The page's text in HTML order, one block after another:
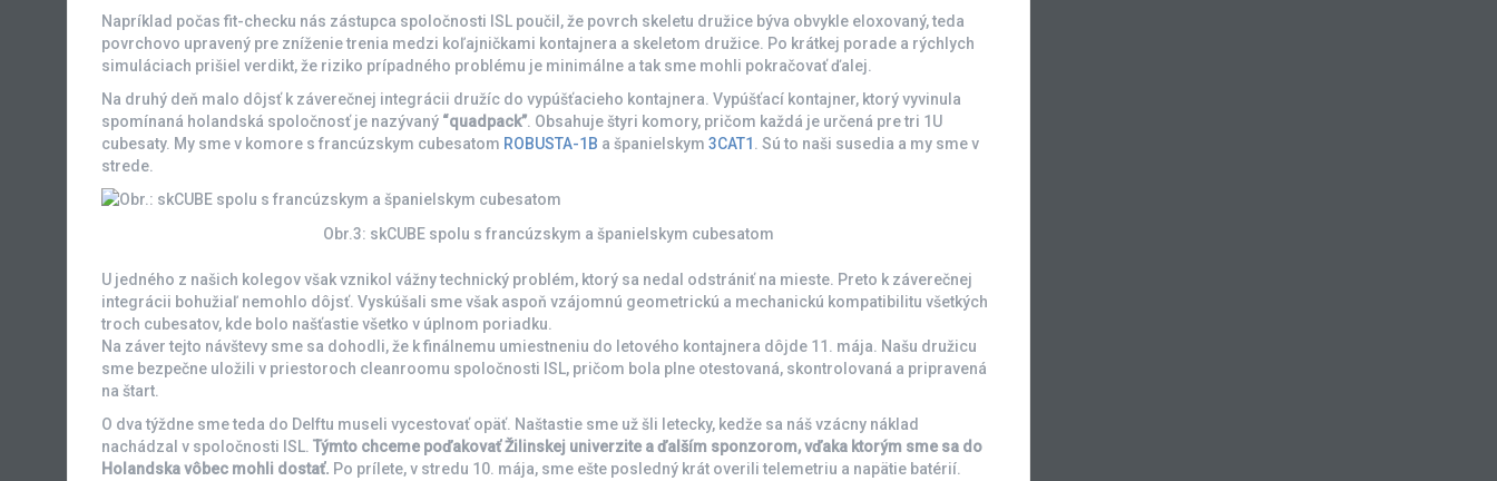
Napríklad počas fit-checku nás zástupca spoločnosti ISL poučil, že povrch skeletu družice býva obvykle eloxovaný, teda
povrchovo upravený pre zníženie trenia medzi koľajničkami kontajnera a skeletom družice. Po krátkej porade a rýchlych
simuláciach prišiel verdikt, že riziko prípadného problému je minimálne a tak sme mohli pokračovať ďalej.
Na druhý deň malo dôjsť k záverečnej integrácii družíc do vypúšťacieho kontajnera. Vypúšťací kontajner, ktorý vyvinula
spomínaná holandská spoločnosť je nazývaný “quadpack”. Obsahuje štyri komory, pričom každá je určená pre tri 1U
cubesaty. My sme v komore s francúzskym cubesatom ROBUSTA-1B a španielskym 3CAT1 . Sú to naši susedia a my sme v
strede.
Obr.3: skCUBE spolu s francúzskym a španielskym cubesatom
U jedného z našich kolegov však vznikol vážny technický problém, ktorý sa nedal odstrániť na mieste. Preto k záverečnej
integrácii bohužiaľ nemohlo dôjsť. Vyskúšali sme však aspoň vzájomnú geometrickú a mechanickú kompatibilitu všetkých
troch cubesatov, kde bolo našťastie všetko v úplnom poriadku.
Na záver tejto návštevy sme sa dohodli, že k finálnemu umiestneniu do letového kontajnera dôjde 11. mája. Našu družicu
sme bezpečne uložili v priestoroch cleanroomu spoločnosti ISL, pričom bola plne otestovaná, skontrolovaná a pripravená
na štart.
O dva týždne sme teda do Delftu museli vycestovať opäť. Naštastie sme už šli letecky, kedže sa náš vzácny náklad
nachádzal v spoločnosti ISL. Týmto chceme poďakovať Žilinskej univerzite a ďalším sponzorom, vďaka ktorým sme sa do
Holandska vôbec mohli dostať. Po prílete, v stredu 10. mája, sme ešte posledný krát overili telemetriu a napätie batérií.